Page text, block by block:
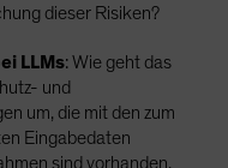
dieser Risiken?
LLMs: Wie geht das
und
um, die mit den zum
Eingabedaten
sind vorhanden,